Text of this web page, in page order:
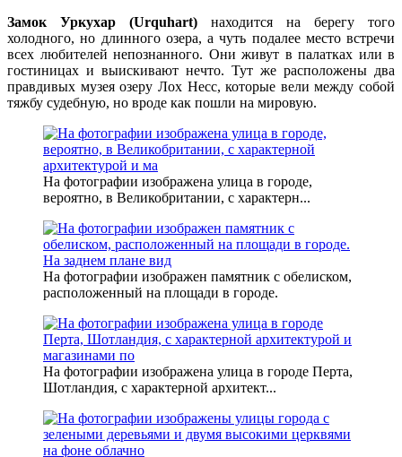
Замок Уркухар (Urquhart) находится на берегу того
холодного, но длинного озера, а чуть подалее место встречи
всех любителей непознанного. Они живут в палатках или в
гостиницах и выискивают нечто. Тут же расположены два
правдивых музея озеру Лох Несс, которые вели между собой
тяжбу судебную, но вроде как пошли на мировую.
На фотографии изображена улица в городе,
вероятно, в Великобритании, с характерн...
На фотографии изображен памятник с обелиском,
расположенный на площади в городе.
На фотографии изображена улица в городе Перта,
Шотландия, с характерной архитект...